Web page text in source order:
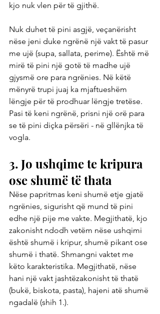
kjo nuk vlen për të gjithë.
Nuk duhet të pini asgjë, veçanërisht
nëse jeni duke ngrënë një vakt të pasur
me ujë (supa, sallata, perime). Është më
mirë të pini një gotë të madhe ujë
gjysmë ore para ngrënies. Në këtë
mënyrë trupi juaj ka mjaftueshëm
lëngje për të prodhuar lëngje tretëse.
Pasi të keni ngrënë, prisni një orë para
se të pini diçka përsëri - në gllënjka të
vogla.
3. Jo ushqime te kripura
ose shumë të thata
Nëse papritmas keni shumë etje gjatë
ngrënies, sigurisht që mund të pini
edhe një pije me vakte. Megjithatë, kjo
zakonisht ndodh vetëm nëse ushqimi
është shumë i kripur, shumë pikant ose
shumë i thatë. Shmangni vaktet me
këto karakteristika. Megjithatë, nëse
hani një vakt jashtëzakonisht të thatë
(bukë, biskota, pasta), hajeni atë shumë
ngadalë (shih 1.).